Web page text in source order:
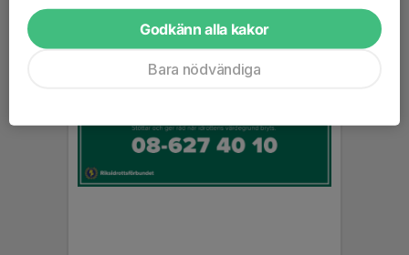
Godkänn alla kakor
Bara nödvändiga